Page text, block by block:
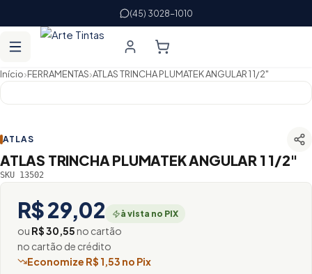
(45) 3028-1010
Início›FERRAMENTAS›ATLAS TRINCHA PLUMATEK ANGULAR 1 1/2"
ATLAS
ATLAS TRINCHA PLUMATEK ANGULAR 1 1/2"
SKU 13502
R$ 29,02 à vista no PIX
ou R$ 30,55no cartão
no cartão de crédito
Economize R$ 1,53 no Pix